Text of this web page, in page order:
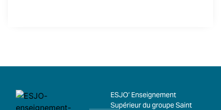
ESJO’ Enseignement
Supérieur du groupe Saint